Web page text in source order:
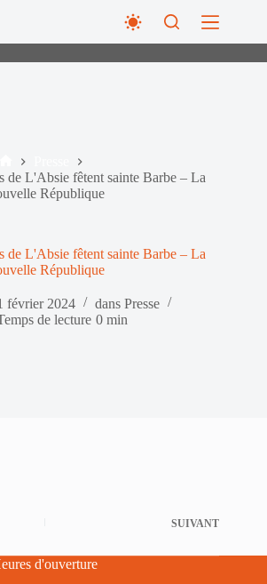
Accueil
de L'Absie fêtent sainte Barbe – La
République
de L'Absie fêtent sainte Barbe – La
République
février 2024 dans Presse
de lecture 0 min
SUIVANT
d'ouverture